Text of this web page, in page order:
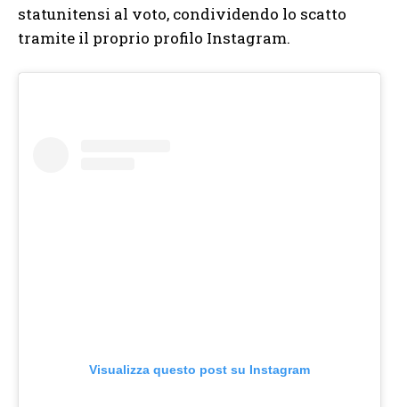
statunitensi al voto, condividendo lo scatto
tramite il proprio profilo Instagram.
Visualizza questo post su Instagram